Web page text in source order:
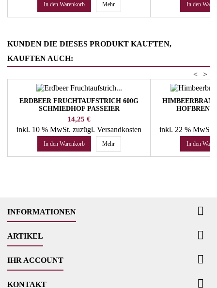
In den Warenkorb Mehr In den
KUNDEN DIE DIESES PRODUKT KAUFTEN,
KAUFTEN AUCH:
>
<
ERDBEER FRUCHTAUFSTRICH 600G
SCHMIEDHOF PASSEIER
Preis
14,25 €
inkl. 10 % MwSt. zuzügl. Versandkosten
In den Warenkorb Mehr
inkl. 22 % MwSt.
In den
INFORMATIONEN 
ARTIKEL 
IHR ACCOUNT 
KONTAKT 